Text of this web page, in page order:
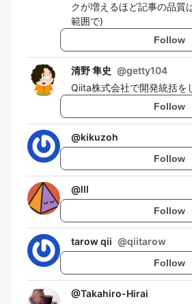
クが増えるほど記事の品質
範囲で)
Follow
清野 隼史 @getty104
Qiita株式会社で開発統括を
Follow
@kikuzoh
Follow
@lll
Follow
tarow qii @qiitarow
Follow
@Takahiro-Hirai